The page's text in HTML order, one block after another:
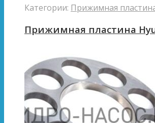
Категории: Прижимная
Прижимная пластина